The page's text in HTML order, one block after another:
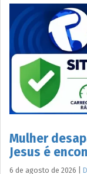
Mulher
Jesus é
6 de agosto de 2026